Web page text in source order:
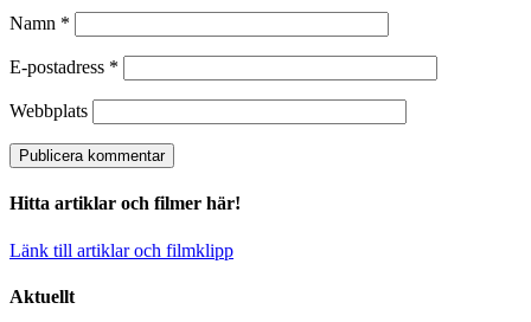
Namn *
E-postadress *
Webbplats
Hitta artiklar och filmer här!
Länk till artiklar och filmklipp
Aktuellt